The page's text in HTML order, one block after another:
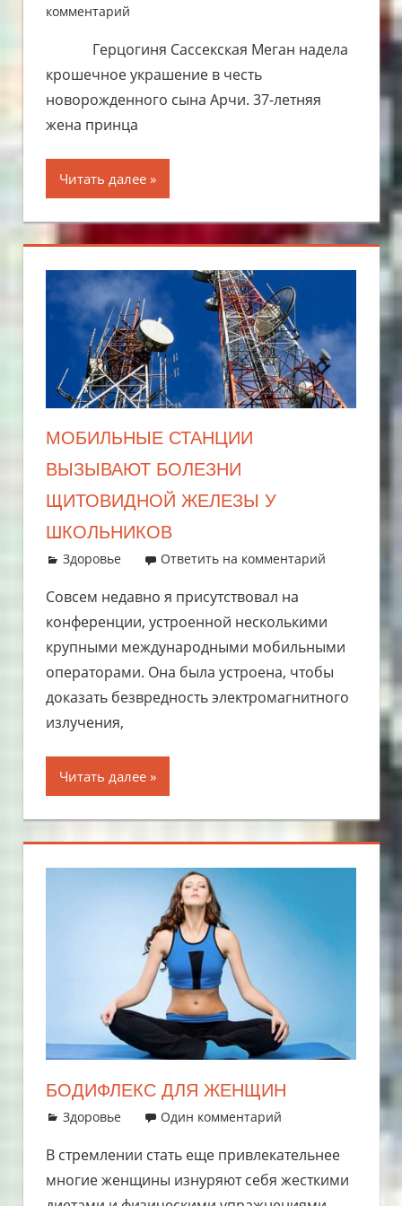
комментарий
Герцогиня Сассекская Меган надела
крошечное украшение в честь
новорожденного сына Арчи. 37-летняя
жена принца
Читать далее
МОБИЛЬНЫЕ СТАНЦИИ
ВЫЗЫВАЮТ БОЛЕЗНИ
ЩИТОВИДНОЙ ЖЕЛЕЗЫ У
ШКОЛЬНИКОВ
21.05.2019
admin
Здоровье Ответить на комментарий
Совсем недавно я присутствовал на
конференции, устроенной несколькими
крупными международными мобильными
операторами. Она была устроена, чтобы
доказать безвредность электромагнитного
излучения,
Читать далее
БОДИФЛЕКС ДЛЯ ЖЕНЩИН
26.08.2018
admin
Здоровье Один комментарий
В стремлении стать еще привлекательнее
многие женщины изнуряют себя жесткими